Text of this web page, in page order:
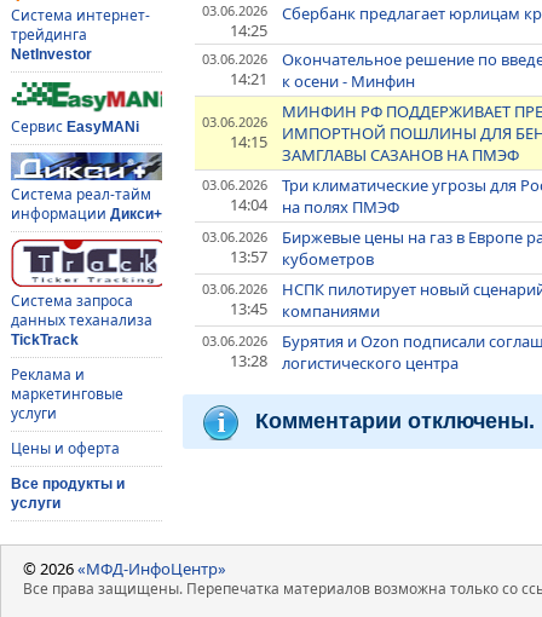
Система интернет-
трейдинга
NetInvestor
Сервис EasyMANi
Система реал-тайм
информации Дикси+
Система запроса
данных теханализа
TickTrack
Реклама и
маркетинговые
услуги
Цены и оферта
Все продукты и
услуги
03.06.2026
14:25
Сбербанк предлагает юрлицам
03.06.2026
14:21
Окончательное решение по
к осени - Минфин
03.06.2026
14:15
МИНФИН РФ ПОДДЕРЖИВАЕТ
ИМПОРТНОЙ ПОШЛИНЫ ДЛЯ
ЗАМГЛАВЫ САЗАНОВ НА ПМЭФ
03.06.2026
14:04
Три климатические угрозы для
на полях ПМЭФ
03.06.2026
13:57
Биржевые цены на газ в Европе
кубометров
03.06.2026
13:45
НСПК пилотирует новый
компаниями
03.06.2026
13:28
Бурятия и Ozon подписали
логистического центра
Комментарии отключены.
© 2026«МФД-ИнфоЦентр»
Все права защищены. Перепечатка материалов возможна только со